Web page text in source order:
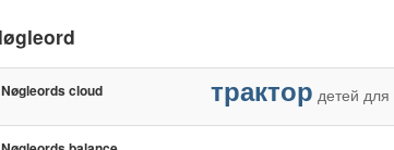
Nøgleords cloud трактор детей для